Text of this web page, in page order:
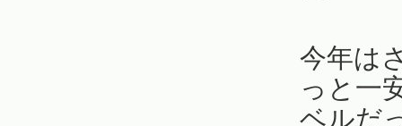
今年は
っと一
ベルだ